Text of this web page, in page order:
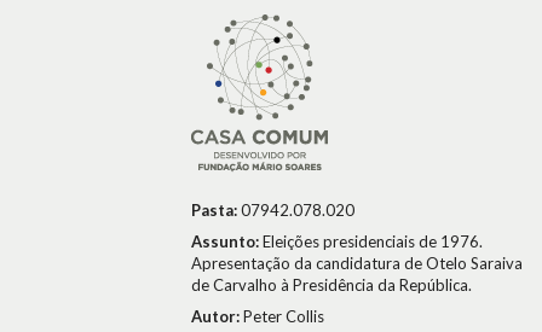
Pasta:07942.078.020
Assunto:Eleições presidenciais de 1976.
Apresentação da candidatura de Otelo Saraiva
de Carvalho à Presidência da República.
Autor:Peter Collis